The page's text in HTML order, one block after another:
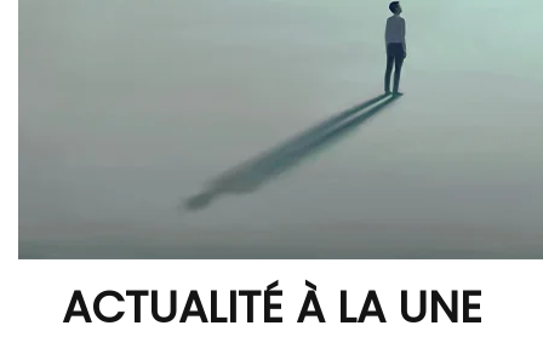
ACTUALITÉ À LA UNE